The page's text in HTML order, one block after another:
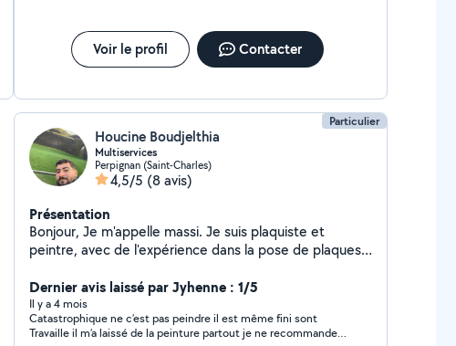
Voir le profil Contacter
Particulier
Houcine Boudjelthia
Multiservices
Perpignan (Saint-Charles)
4,5/5 (8 avis)
Présentation
Bonjour, Je m'appelle massi. Je suis plaquiste et
peintre, avec de l'expérience dans la pose de plaques,
appliqué, j'ai fait aussi tout ce qui est du bricolage ,
nettoyage , déménagement , montage, démontage,
N'hésite pas de me contacter si vous voyez ça c'est
que vous tomber sur la bonne personne
Dernier avis laissé par Jyhenne : 1/5
Il y a 4 mois
Catastrophique ne c’est pas peindre il est même fini sont
Travaille il m’a laissé de la peinture partout je ne recommande